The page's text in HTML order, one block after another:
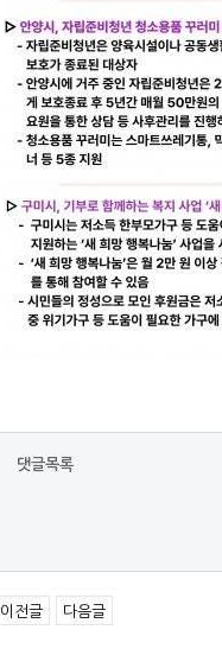
댓글목록
이전글 다음글